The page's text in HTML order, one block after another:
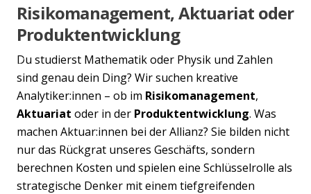
Previous
Risikomanagement, Aktuariat oder
Produktentwicklung
Du studierst Mathematik oder Physik und Zahlen
sind genau dein Ding? Wir suchen kreative
Analytiker:innen – ob im Risikomanagement,
Aktuariat oder in der Produktentwicklung. Was
machen Aktuar:innen bei der Allianz? Sie bilden nicht
nur das Rückgrat unseres Geschäfts, sondern
berechnen Kosten und spielen eine Schlüsselrolle als
strategische Denker mit einem tiefgreifenden